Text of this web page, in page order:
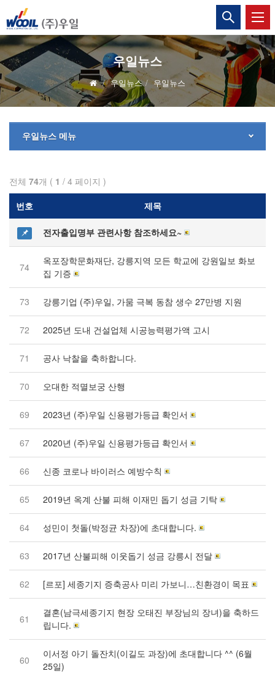
(주)
우
일
통
합
검
색
열
기
우일뉴스
우일뉴스 우일뉴스
우일뉴스 메뉴
전체 74개 ( 1 / 4 페이지 )
번호
제목
전자출입명부 관련사항 참조하세요~
74
옥포장학문화재단, 강릉지역 모든 학교에 강원일보 화보
집 기증
73 강릉기업 (주)우일, 가뭄 극복 동참 생수 27만병 지원
72 2025년 도내 건설업체 시공능력평가액 고시
71 공사 낙찰을 축하합니다.
70 오대한 적멸보궁 산행
69 2023년 (주)우일 신용평가등급 확인서
67 2020년 (주)우일 신용평가등급 확인서
66 신종 코로나 바이러스 예방수칙
65 2019년 옥계 산불 피해 이재민 돕기 성금 기탁
64 성민이 첫돌(박정균 차장)에 초대합니다.
63 2017년 산불피해 이웃돕기 성금 강릉시 전달
62 [르포] 세종기지 증축공사 미리 가보니…친환경이 목표
61
결혼(남극세종기지 현장 오태진 부장님의 장녀)을 축하드
립니다.
60
이서정 아기 돌잔치(이길도 과장)에 초대합니다 ^^ (6월
25일)